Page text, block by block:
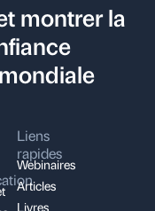
montrer la
Liens
rapides
Webinaires
Articles
Livres